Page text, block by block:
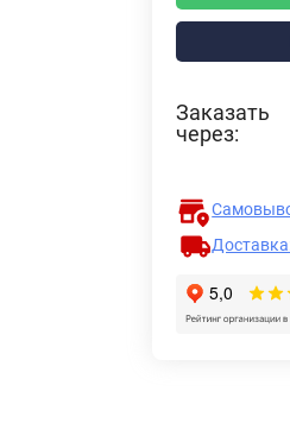
Заказать
через: